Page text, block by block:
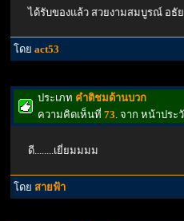
ได้รับของแล้ว สวยงามสมบูรณ์ อธั
โดย act53
ประเภท คำติชมด้านบวก
ความคิดเห็นที่ 73. จาก หน้าประ
ดี........เยี่ยมมมม
โดย สายฟ้า